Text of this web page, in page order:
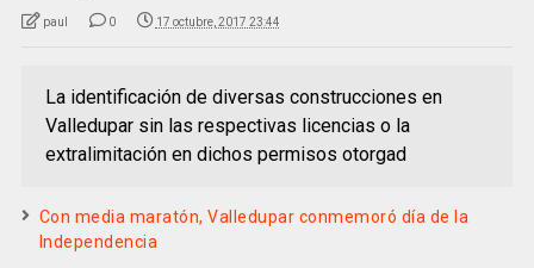
paul 0 17 octubre, 2017 23:44
La identificación de diversas construcciones en
Valledupar sin las respectivas licencias o la
extralimitación en dichos permisos otorgad
Con media maratón, Valledupar conmemoró día de la
Independencia